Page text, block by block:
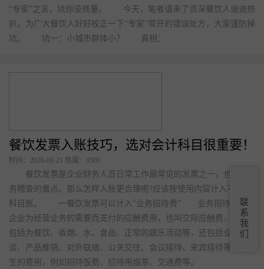
“专家”之言，坑你没商量。 今天，笔者请来了资深餐饮人迪迪热
扒，为广大餐饮人好好校正一下“专家”常开的错误处方，大家谨防掉
坑。 坑一：小城市群体小？ 真相：
餐饮发票入账技巧，选对会计科目很重要！
时间：2020-09-21 热度：9506
餐饮发票是企业财务人员日常工作最常见的发票之一，也是税
务稽查的重点。那么怎样入账更合理呢?应该按使用内容计入不同的
科目账。 一餐饮发票可以计入“业务招待费” 业务招待费是指
企业为经营业务的需要而支付的应酬费用，也叫交际应酬费，主要
包括为餐饮、香烟、水、食品、正常的娱乐活动等，还包括业务洽
谈、产品推销、对外联络、公关交往、会议接待、来宾接待等所发
生的费用，例如招待饭费、招待用烟茶、交通费等。
联
系
我
们